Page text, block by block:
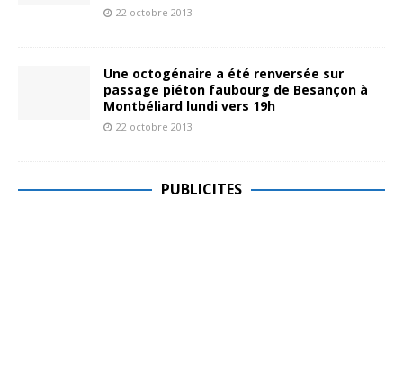
22 octobre 2013
Une octogénaire a été renversée sur
passage piéton faubourg de Besançon à
Montbéliard lundi vers 19h
22 octobre 2013
PUBLICITES